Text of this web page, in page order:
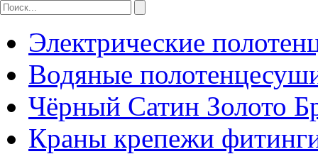
Электрические
Водяные
Чёрный Сатин Золото
Краны крепежи